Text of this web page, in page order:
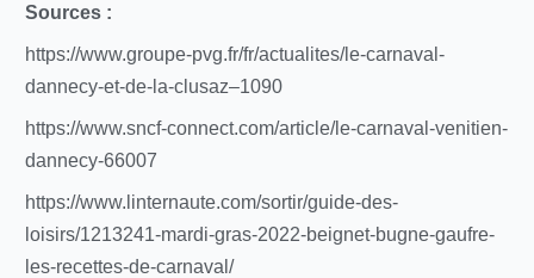
Sources :
https://www.groupe-pvg.fr/fr/actualites/le-carnaval-
dannecy-et-de-la-clusaz–1090
https://www.sncf-connect.com/article/le-carnaval-venitien-
dannecy-66007
https://www.linternaute.com/sortir/guide-des-
loisirs/1213241-mardi-gras-2022-beignet-bugne-gaufre-
les-recettes-de-carnaval/